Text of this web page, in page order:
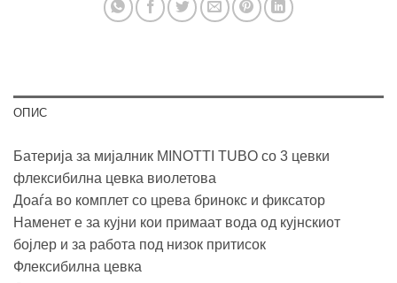
ОПИС
Батерија за мијалник MINOTTI TUBO со 3 цевки
флексибилна цевка виолетова
Доаѓа во комплет со црева бринокс и фиксатор
Наменет е за кујни кои примаат вода од кујнскиот
бојлер и за работа под низок притисок
Флексибилна цевка